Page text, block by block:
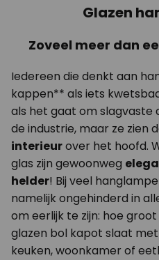
Glazen
Zoveel meer dan
Iedereen die denkt aan
kappen** als iets
als het gaat om
de industrie, maar ze zien
interieurover het hoofd.
glas zijn gewoonweg
helder! Bij veel
namelijk ongehinderd in
om eerlijk te zijn: hoe
glazen bol kapot slaat
keuken, woonkamer of